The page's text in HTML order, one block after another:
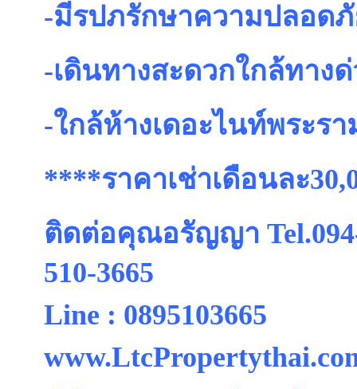
-มีรปภรักษาความปลอดภั
-เดินทางสะดวกใกล้ทาง
-ใกล้ห้างเดอะไนท์พระรา
****ราคาเช่าเดือนละ
ติดต่อคุณอรัญญา Tel.094-
510-3665
Line : 0895103665